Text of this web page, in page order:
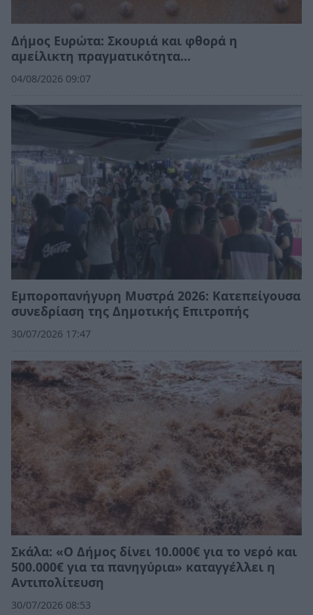
Δήμος Ευρώτα: Σκουριά και φθορά η
αμείλικτη πραγματικότητα…
04/08/2026 09:07
Εμποροπανήγυρη Μυστρά 2026: Κατεπείγουσα
συνεδρίαση της Δημοτικής Επιτροπής
30/07/2026 17:47
Σκάλα: «Ο Δήμος δίνει 10.000€ για το νερό και
500.000€ για τα πανηγύρια» καταγγέλλει η
Αντιπολίτευση
30/07/2026 08:53